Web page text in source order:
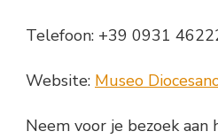
Telefoon: +39 0931
Website: Museo
Neem voor je bezoek